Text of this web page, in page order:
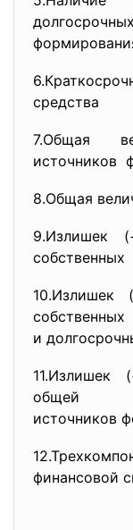
средства
7.Общая
источников
8.Общая
9.Излишек
собственных
10.Излишек
собственных
и
11.Излишек
общей
источников
финансовой